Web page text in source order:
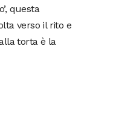
questa
verso il rito e
torta è la